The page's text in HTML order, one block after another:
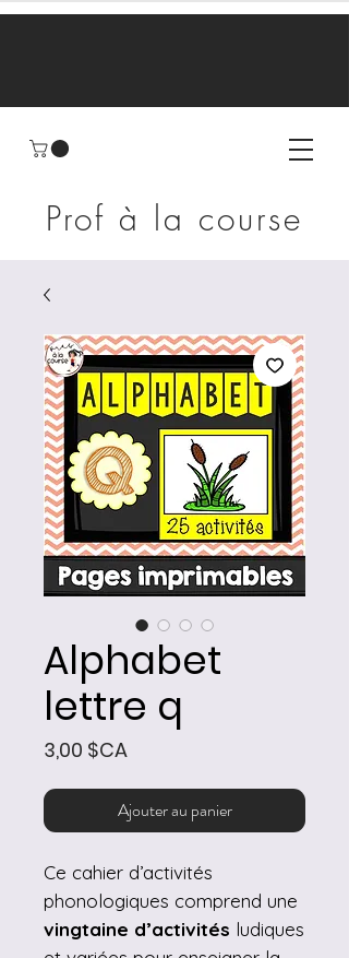
Prof à la course
Alphabet
lettre q
3,00 $CAPrix
Ajouter au panier
Ce cahier d’activités
phonologiques comprend une
vingtaine d’activités ludiques